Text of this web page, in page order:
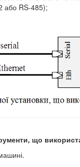
або RS-485);
що